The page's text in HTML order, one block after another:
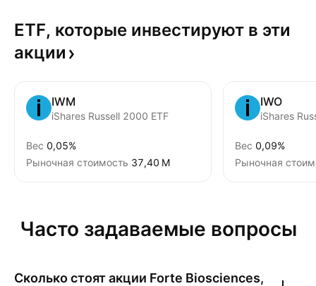
ETF, которые инвестируют в эти
акции
IWM
iShares Russell 2000 ETF
Вес 0,05%
Рыночная стоимость ‪37,40 M‬
IWO
Вес 0,09%
Рыночная
Часто задаваемые вопросы
Сколько стоят акции Forte Biosciences,